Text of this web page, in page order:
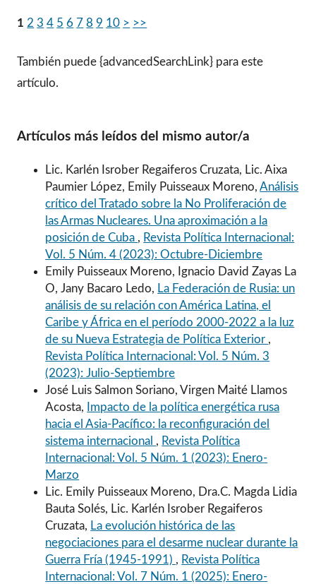
1 2 3 4 5 6 7 8 9 10 > >>
También puede {advancedSearchLink} para este
artículo.
Artículos más leídos del mismo autor/a
Lic. Karlén Isrober Regaiferos Cruzata, Lic. Aixa
Paumier López, Emily Puisseaux Moreno,Análisis
crítico del Tratado sobre la No Proliferación de
las Armas Nucleares. Una aproximación a la
posición de Cuba , Revista Política Internacional:
Vol. 5 Núm. 4 (2023): Octubre-Diciembre
Emily Puisseaux Moreno, Ignacio David Zayas La
O, Jany Bacaro Ledo, La Federación de Rusia: un
análisis de su relación con América Latina, el
Caribe y África en el período 2000-2022 a la luz
de su Nueva Estrategia de Política Exterior ,
Revista Política Internacional: Vol. 5 Núm. 3
(2023): Julio-Septiembre
José Luis Salmon Soriano, Virgen Maité Llamos
Acosta,
Impacto de la política energética rusa
hacia el Asia-Pacífico: la reconfiguración del
sistema internacional , Revista Política
Internacional: Vol. 5 Núm. 1 (2023): Enero-
Marzo
Lic. Emily Puisseaux Moreno, Dra.C. Magda Lidia
Bauta Solés, Lic. Karlén Isrober Regaiferos
Cruzata, La evolución histórica de las
negociaciones para el desarme nuclear durante la
Guerra Fría (1945-1991) , Revista Política
Internacional: Vol. 7 Núm. 1 (2025): Enero-